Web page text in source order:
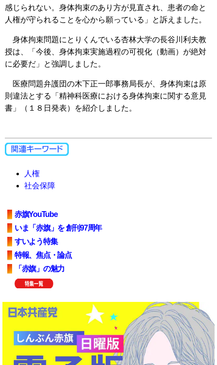
感じられない。身体拘束のあり方が見直され、患者の命と
人権が守られることを心から願っている」と訴えました。
身体拘束問題にとりくんでいる杏林大学の長谷川利夫教
授は、「今後、身体拘束実施過程の可視化（動画）が絶対
に必要だ」と強調しました。
医療問題弁護団の木下正一郎事務局長が、身体拘束は原
則違法とする「精神科医療における身体拘束に関する意見
書」（１８日発表）を紹介しました。
人権
社会保障
赤旗YouTube
いま「赤旗」を 創刊97周年
すいよう特集
特報、焦点・論点
「赤旗」の魅力